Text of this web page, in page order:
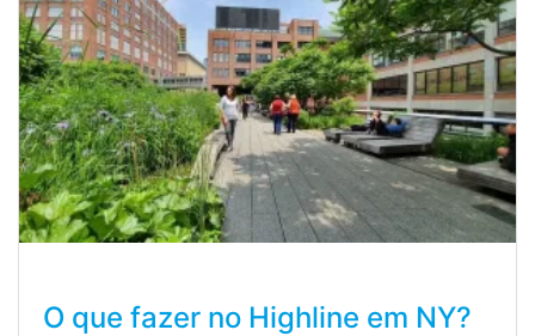
O que fazer no Highline em NY?